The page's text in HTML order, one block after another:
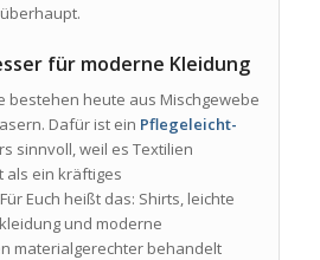
für moderne Kleidung
bestehen heute aus Mischgewebe
Dafür ist ein Pflegeleicht-
sinnvoll, weil es Textilien
als ein kräftiges
Euch heißt das: Shirts, leichte
und moderne
materialgerechter behandelt